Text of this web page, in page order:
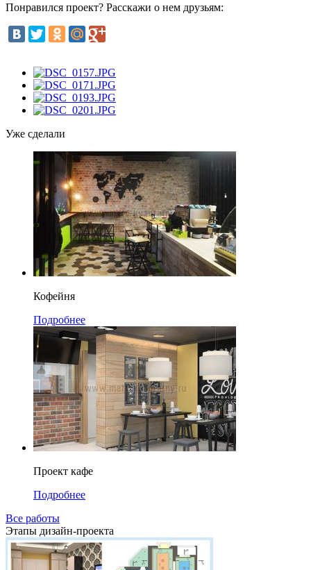
Понравился проект? Расскажи о нем друзьям:
Уже сделали
Кофейня
Подробнее
Проект кафе
Подробнее
Все работы
Этапы дизайн-проекта